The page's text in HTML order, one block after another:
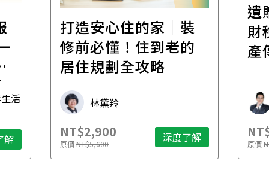
活
解
打造安心住的家｜裝
修前必懂！住到老的
居住規劃全攻略
林黛羚
NT$2,900
原價NT$5,600 深度了解
遺
財
產
原價